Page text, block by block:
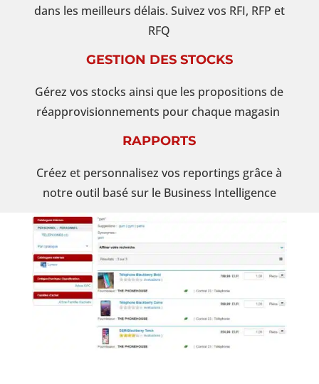
dans les meilleurs délais. Suivez vos RFI, RFP et
RFQ
GESTION DES STOCKS
Gérez vos stocks ainsi que les propositions de
réapprovisionnements pour chaque magasin
RAPPORTS
Créez et personnalisez vos reportings grâce à
notre outil basé sur le Business Intelligence